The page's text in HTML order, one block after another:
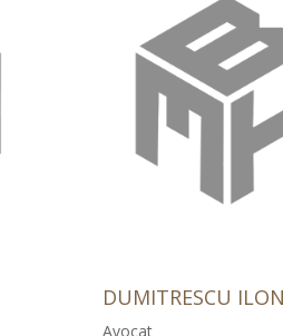
DUMITRESCU
Avocat